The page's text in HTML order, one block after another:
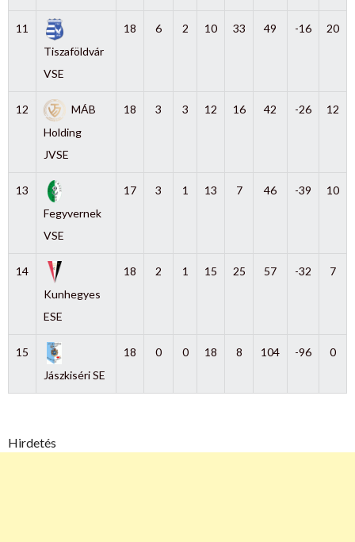
11
Tiszaföldvár
VSE
18 6 2 10 33 49 -16 20
12
MÁB
Holding
JVSE
18 3 3 12 16 42 -26 12
13
Fegyvernek
VSE
17 3 1 13 7 46 -39 10
14
Kunhegyes
ESE
18 2 1 15 25 57 -32 7
15
Jászkiséri SE
18 0 0 18 8 104 -96 0
Hirdetés